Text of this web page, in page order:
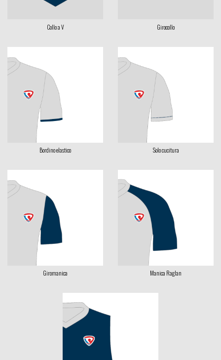
Collo a V Girocollo
Bordino elastico Solo cucitura
Giromanica Manica Raglan